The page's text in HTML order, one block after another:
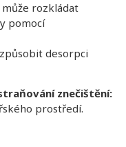
může rozkládat
pomocí
desorpci
znečištění:
prostředí.